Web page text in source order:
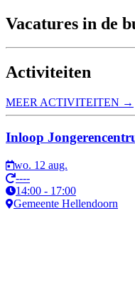
Vacatures in de
Activiteiten
MEER ACTIVITEITEN →
Inloop
wo. 12 aug.
----
14:00 - 17:00
Gemeente Hellendoorn